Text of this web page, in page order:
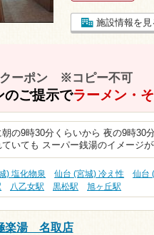
施設情報を見
クーポン ※コピー不可
のご提示でラーメン・
朝の9時30分くらいから 夜の9時30
ていても スーパー銭湯のイメージ
) 塩化物泉 仙台 (宮城) 冷え性 仙台
八乙女駅 黒松駅 旭ヶ丘駅
楽湯 名取店